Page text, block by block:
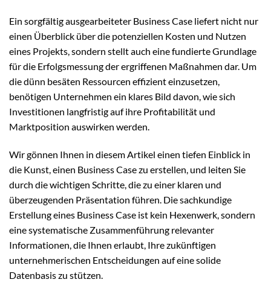
Ein sorgfältig ausgearbeiteter Business Case liefert nicht nur
einen Überblick über die potenziellen Kosten und Nutzen
eines Projekts, sondern stellt auch eine fundierte Grundlage
für die Erfolgsmessung der ergriffenen Maßnahmen dar. Um
die dünn besäten Ressourcen effizient einzusetzen,
benötigen Unternehmen ein klares Bild davon, wie sich
Investitionen langfristig auf ihre Profitabilität und
Marktposition auswirken werden.
Wir gönnen Ihnen in diesem Artikel einen tiefen Einblick in
die Kunst, einen Business Case zu erstellen, und leiten Sie
durch die wichtigen Schritte, die zu einer klaren und
überzeugenden Präsentation führen. Die sachkundige
Erstellung eines Business Case ist kein Hexenwerk, sondern
eine systematische Zusammenführung relevanter
Informationen, die Ihnen erlaubt, Ihre zukünftigen
unternehmerischen Entscheidungen auf eine solide
Datenbasis zu stützen.